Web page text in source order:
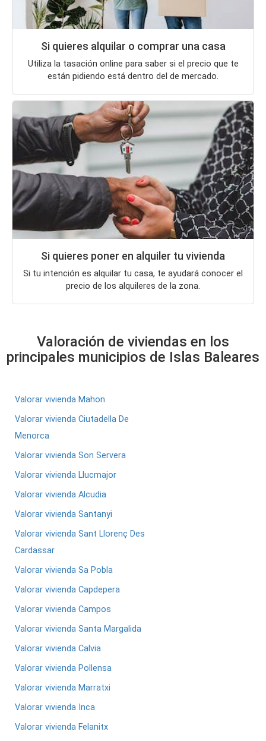
Si quieres alquilar o comprar una casa
Utiliza la tasación online para saber si el precio que te
están pidiendo está dentro del de mercado.
Si quieres poner en alquiler tu vivienda
Si tu intención es alquilar tu casa, te ayudará conocer el
precio de los alquileres de la zona.
Valoración de viviendas en los
principales municipios de Islas Baleares
Valorar vivienda Mahon
Valorar vivienda Ciutadella De
Menorca
Valorar vivienda Son Servera
Valorar vivienda Llucmajor
Valorar vivienda Alcudia
Valorar vivienda Santanyi
Valorar vivienda Sant Llorenç Des
Cardassar
Valorar vivienda Sa Pobla
Valorar vivienda Capdepera
Valorar vivienda Campos
Valorar vivienda Santa Margalida
Valorar vivienda Calvia
Valorar vivienda Pollensa
Valorar vivienda Marratxi
Valorar vivienda Inca
Valorar vivienda Felanitx